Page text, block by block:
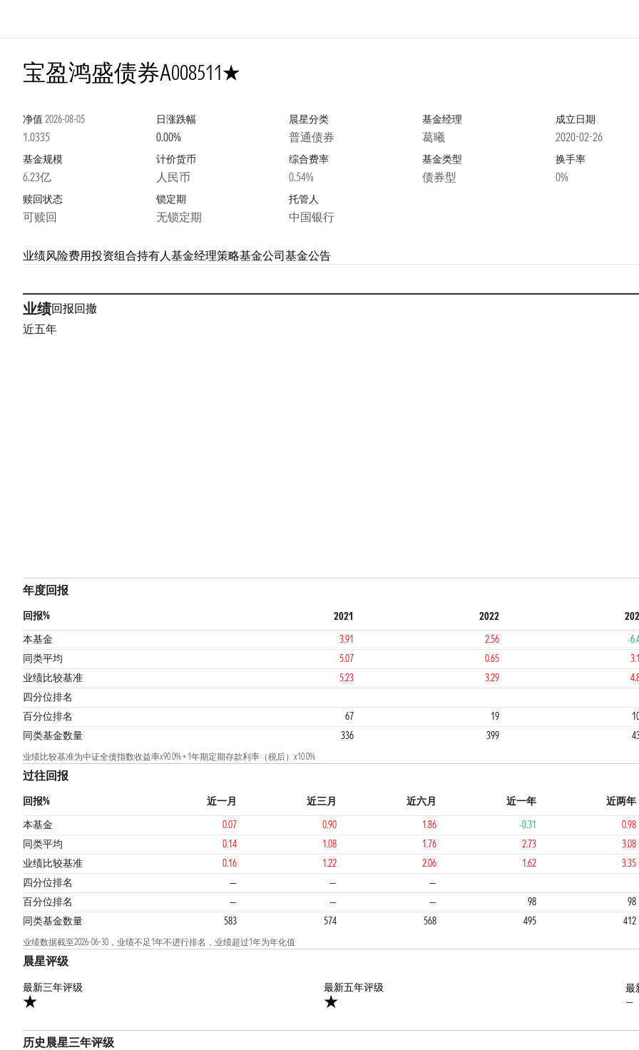
宝盈鸿盛债券A008511
净值 2026-08-05
1.0335
日涨跌幅
0.00%
晨星分类
普通债券
基金经理
葛曦
成立日期
2020-02-26
基金规模
6.23亿
计价货币
人民币
综合费率
0.54%
基金类型
债券型
换手率
0%
赎回状态
可赎回
锁定期
无锁定期
托管人
中国银行
业绩风险费用投资组合持有人基金经理策略基金公司基金公告
业绩回报回撤
近五年
年度回报
回报% 2021 2022
本基金
3.91 2.56 -
同类平均
5.07 0.65
业绩比较基准
5.23 3.29
四分位排名
3 1 4
百分位排名 67 19
同类基金数量
336 399
业绩比较基准为中证全债指数收益率x90.0% + 1年期定期存款利率（税后）x10.0%
过往回报
回报% 近一月 近三月 近六月 近一年 近两年
本基金
0.07 0.90 1.86 -0.31 0.98
同类平均
0.14 1.08 1.76 2.73 3.08
业绩比较基准
0.16 1.22 2.06 1.62 3.35
四分位排名
— — —
4 4 4
百分位排名 — — — 98 98
同类基金数量
583 574 568 495 412
业绩数据截至2026-06-30，业绩不足1年不进行排名，业绩超过1年为年化值
晨星评级
最新三年评级 最新五年评级
1星
最
—
历史晨星三年评级